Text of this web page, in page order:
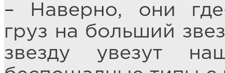
– Наверно, они
груз на больший
звезду увезут